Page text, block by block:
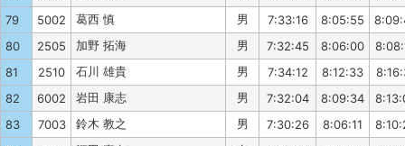
79
5002 葛西 慎 男 7:33:16 8:05:55
80
2505 加野 拓海 男 7:32:45 8:06:00
81
2510 石川 雄貴 男 7:34:12 8:12:33
82
6002 岩田 康志 男 7:32:04 8:09:34
83
7003 鈴木 教之 男 7:30:26 8:06:11